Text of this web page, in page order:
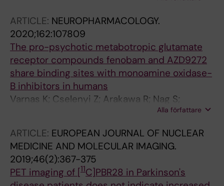
K; Farde L
ARTICLE: NEUROPHARMACOLOGY.
2020;162:107809
The pro-psychotic metabotropic glutamate
receptor compounds fenobam and AZD9272
share binding sites with monoamine oxidase-
B inhibitors in humans
Varnas K; Cselenyi Z; Arakawa R; Nag S;
Stepanov V; Moein MM; Johnstrom P; Kingston
Alla författare
ARTICLE: EUROPEAN JOURNAL OF NUCLEAR
MEDICINE AND MOLECULAR IMAGING.
2019;46(2):367-375
PET imaging of [11C]PBR28 in Parkinson's